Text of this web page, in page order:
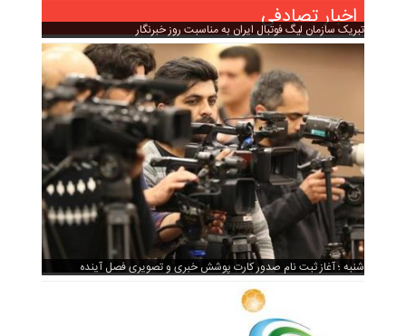
اخبار تصادفی
تبریک سازمان لیگ فوتبال ایران به مناسبت روز خبرنگار
شنبه ؛ آغاز ثبت نام صدور کارت پوشش خبری و تصویری فصل آینده